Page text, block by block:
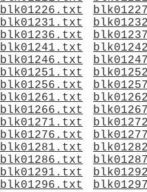
blk01226.txt
blk01231.txt
blk01236.txt
blk01241.txt
blk01246.txt
blk01251.txt
blk01256.txt
blk01261.txt
blk01266.txt
blk01271.txt
blk01276.txt
blk01281.txt
blk01286.txt
blk01291.txt
blk01296.txt